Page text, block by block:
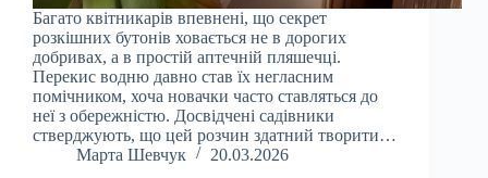
Багато квітникарів впевнені, що секрет
розкішних бутонів ховається не в дорогих
добривах, а в простій аптечній пляшечці.
Перекис водню давно став їх негласним
помічником, хоча новачки часто ставляться до
неї з обережністю. Досвідчені садівники
стверджують, що цей розчин здатний творити…
Марта Шевчук
20.03.2026